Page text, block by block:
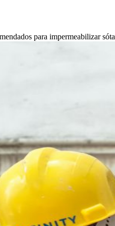
para impermeabilizar